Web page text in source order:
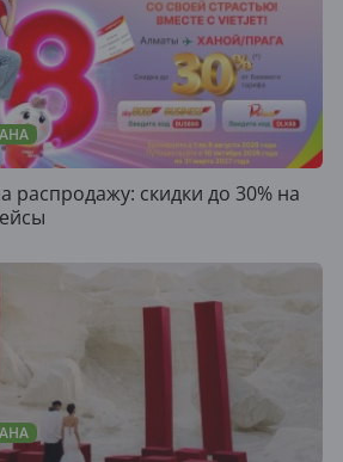
распродажу: скидки до 30% на